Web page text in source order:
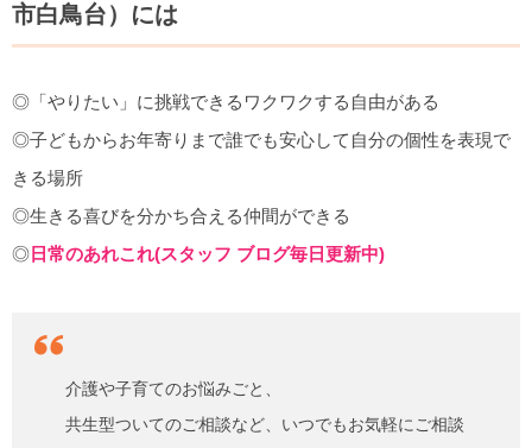
市白鳥台）には
◎「やりたい」に挑戦できるワクワクする自由がある
◎子どもからお年寄りまで誰でも安心して自分の個性を表現で
きる場所
◎生きる喜びを分かち合える仲間ができる
◎ 日常のあれこれ(スタッフ ブログ毎日更新中)
介護や子育てのお悩みごと、
共生型ついてのご相談など、いつでもお気軽にご相談